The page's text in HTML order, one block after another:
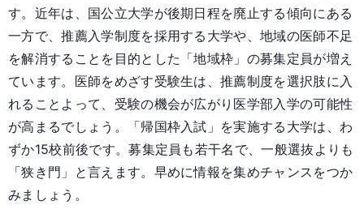
す。近年は、国公立大学が後期日程を廃止する傾向にある
一方で、推薦入学制度を採用する大学や、地域の医師不足
を解消することを目的とした「地域枠」の募集定員が増え
ています。医師をめざす受験生は、推薦制度を選択肢に入
れることよって、受験の機会が広がり医学部入学の可能性
が高まるでしょう。「帰国枠入試」を実施する大学は、わ
ずか15校前後です。募集定員も若干名で、一般選抜よりも
「狭き門」と言えます。早めに情報を集めチャンスをつか
みましょう。